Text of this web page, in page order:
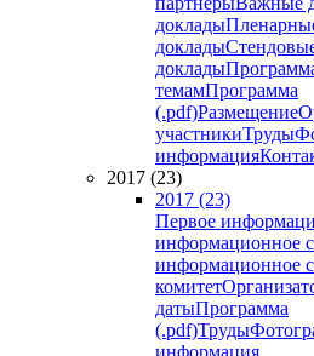
доклады
доклады
доклады
темамПрограмма
(.pdf)Размещение
участникиТруды
информация
2017 (23)
2017 (23)
Первое
информационное
информационное
комитет
датыПрограмма
(.pdf)Труды
информация